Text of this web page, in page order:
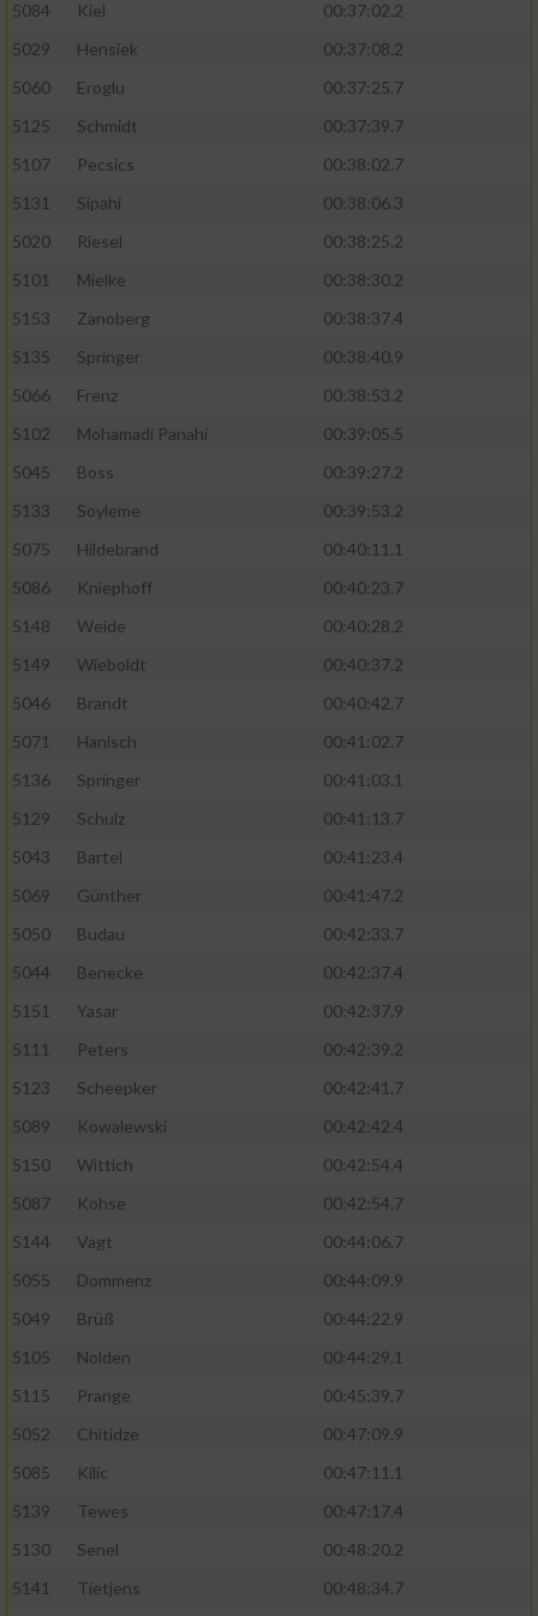
5084 Kiel
00:37:02.2
5029
Hensiek
00:37:08.2
5060
Eroglu
00:37:25.7
5125
Schmidt
00:37:39.7
5107
Pecsics
00:38:02.7
5131
Sipahi
00:38:06.3
5020
Riesel
00:38:25.2
5101
Mielke
00:38:30.2
5153
Zanoberg
00:38:37.4
5135
Springer
00:38:40.9
5066
Frenz
00:38:53.2
5102
Mohamadi Panahi
00:39:05.5
5045
Boss
00:39:27.2
5133
Soyleme
00:39:53.2
5075
Hildebrand
00:40:11.1
5086
Kniephoff
00:40:23.7
5148
Weide
00:40:28.2
5149
Wieboldt
00:40:37.2
5046
Brandt
00:40:42.7
5071
Hanisch
00:41:02.7
5136
Springer
00:41:03.1
5129
Schulz
00:41:13.7
5043
Bartel
00:41:23.4
5069
Günther
00:41:47.2
5050
Budau
00:42:33.7
5044
Benecke
00:42:37.4
5151
Yasar
00:42:37.9
5111
Peters
00:42:39.2
5123
Scheepker
00:42:41.7
5089
Kowalewski
00:42:42.4
5150
Wittich
00:42:54.4
5087
Kohse
00:42:54.7
5144
Vagt
00:44:06.7
5055
Dommenz
00:44:09.9
5049
Brüß
00:44:22.9
5105
Nolden
00:44:29.1
5115
Prange
00:45:39.7
5052
Chitidze
00:47:09.9
5085
Kilic
00:47:11.1
5139
Tewes
00:47:17.4
5130
Senel
00:48:20.2
5141
Tietjens
00:48:34.7